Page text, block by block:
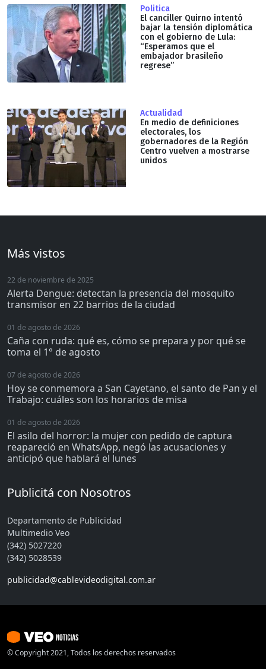
Politica
El canciller Quirno intentó
bajar la tensión diplomática
con el gobierno de Lula:
“Esperamos que el
embajador brasileño
regrese”
Actualidad
En medio de definiciones
electorales, los
gobernadores de la Región
Centro vuelven a mostrarse
unidos
Más vistos
22 de noviembre de 2025
Alerta Dengue: detectan la presencia del mosquito
transmisor en 22 barrios de la ciudad
01 de agosto de 2026
Caña con ruda: qué es, cómo se prepara y por qué se
toma el 1° de agosto
07 de agosto de 2026
Hoy se conmemora a San Cayetano, el santo de Pan y el
Trabajo: cuáles son los horarios de misa
01 de agosto de 2026
El asilo del horror: la mujer con pedido de captura
reapareció en WhatsApp, negó las acusaciones y
anticipó que hablará el lunes
Publicitá con Nosotros
Departamento de Publicidad
Multimedio Veo
(342) 5027220
(342) 5028539
publicidad@cablevideodigital.com.ar
© Copyright 2021, Todos los derechos reservados